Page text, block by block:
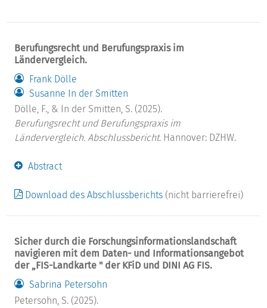
Berufungsrecht und Berufungspraxis im
Ländervergleich.
Frank Dölle
Susanne In der Smitten
Dölle, F., & In der Smitten, S. (2025).
Berufungsrecht und Berufungspraxis im
Ländervergleich. Abschlussbericht. Hannover: DZHW.
Abstract
Download des Abschlussberichts (nicht barrierefrei)
Sicher durch die Forschungsinformationslandschaft
navigieren mit dem Daten- und Informationsangebot
der „FIS-Landkarte " der KFiD und DINI AG FIS.
Sabrina Petersohn
Petersohn, S. (2025).